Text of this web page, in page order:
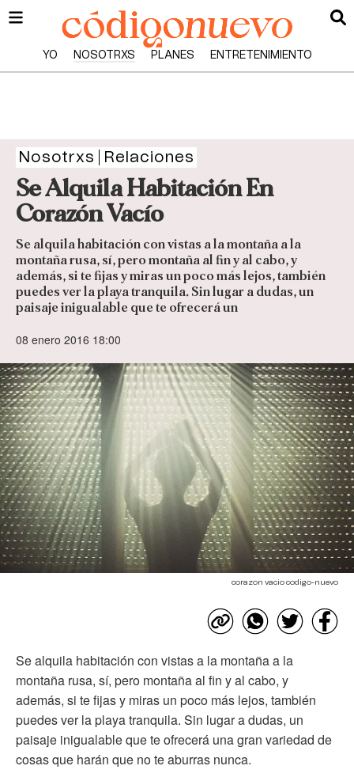
YO NOSOTRXS PLANES ENTRETENIMIENTO
Nosotrxs Relaciones
Se Alquila Habitación En
Corazón Vacío
Se alquila habitación con vistas a la montaña a la
montaña rusa, sí, pero montaña al fin y al cabo, y
además, si te fijas y miras un poco más lejos, también
puedes ver la playa tranquila. Sin lugar a dudas, un
paisaje inigualable que te ofrecerá un
08 enero 2016 18:00
corazon vacio codigo-nuevo
Se alquila habitación con vistas a la montaña a la
montaña rusa, sí, pero montaña al fin y al cabo, y
además, si te fijas y miras un poco más lejos, también
puedes ver la playa tranquila. Sin lugar a dudas, un
paisaje inigualable que te ofrecerá una gran variedad de
cosas que harán que no te aburras nunca.